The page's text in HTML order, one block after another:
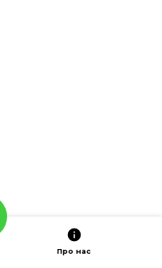
Про нас